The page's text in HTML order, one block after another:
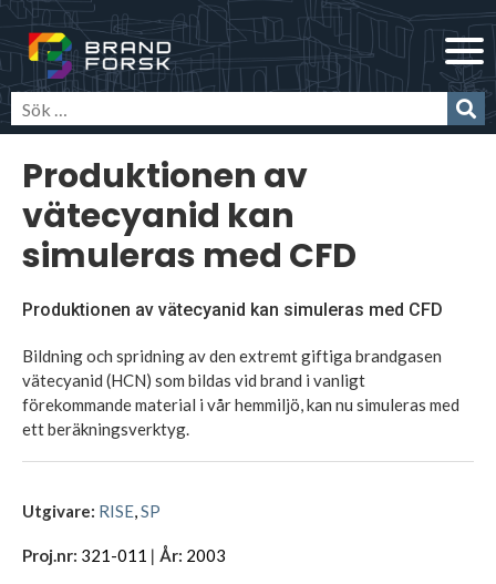
Skip
content
Brandforsk
Produktionen av
vätecyanid kan
simuleras med CFD
Produktionen av vätecyanid kan simuleras med CFD
Bildning och spridning av den extremt giftiga brandgasen
vätecyanid (HCN) som bildas vid brand i vanligt
förekommande material i vår hemmiljö, kan nu simuleras med
ett beräkningsverktyg.
Utgivare: RISE,SP
Proj.nr: 321-011 | År: 2003